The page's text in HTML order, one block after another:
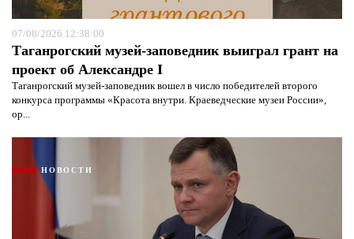
07/08/2026 12:38:00
Таганрогский музей-заповедник выиграл грант на
проект об Александре I
Таганрогский музей-заповедник вошел в число победителей второго
конкурса программы «Красота внутри. Краеведческие музеи России»,
ор...
НОВОСТИ